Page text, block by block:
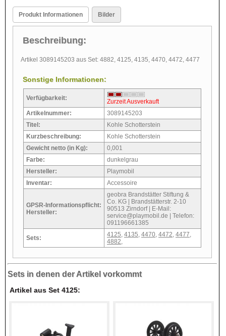
Produkt Informationen Bilder
Beschreibung:
Artikel 3089145203 aus Set: 4882, 4125, 4135, 4470, 4472, 4477
Sonstige Informationen:
Verfügbarkeit:
Zurzeit Ausverkauft
Artikelnummer:
3089145203
Titel:
Kohle Schotterstein
Kurzbeschreibung:
Kohle Schotterstein
Gewicht netto (in Kg):
0,001
Farbe:
dunkelgrau
Hersteller:
Playmobil
Inventar:
Accessoire
GPSR-Informationspflicht:
Hersteller:
geobra Brandstätter Stiftung &
Co. KG | Brandstätterstr. 2-10
90513 Zirndorf | E-Mail:
service@playmobil.de | Telefon:
091196661385
Sets: 4125 4135 4470 4472 4477
4882
Sets in denen der Artikel vorkommt
Artikel aus Set 4125: